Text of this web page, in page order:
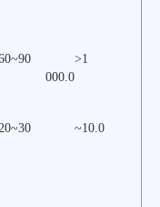
>1
000.0
~10.0